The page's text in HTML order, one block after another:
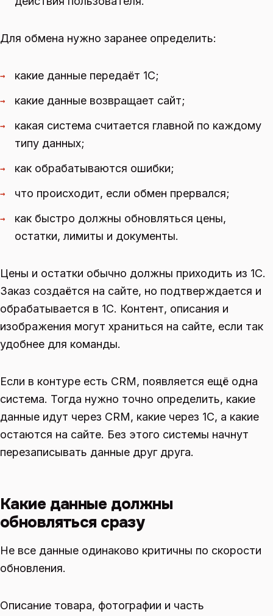
Для обмена нужно заранее определить:
→ какие данные передаёт 1С;
→ какие данные возвращает сайт;
→
какая система считается главной по каждому
типу данных;
→ как обрабатываются ошибки;
→ что происходит, если обмен прервался;
→
как быстро должны обновляться цены,
остатки, лимиты и документы.
Цены и остатки обычно должны приходить из 1С.
Заказ создаётся на сайте, но подтверждается и
обрабатывается в 1С. Контент, описания и
изображения могут храниться на сайте, если так
удобнее для команды.
Если в контуре есть CRM, появляется ещё одна
система. Тогда нужно точно определить, какие
данные идут через CRM, какие через 1С, а какие
остаются на сайте. Без этого системы начнут
перезаписывать данные друг друга.
Какие данные должны
обновляться сразу
Не все данные одинаково критичны по скорости
обновления.
Описание товара, фотографии и часть